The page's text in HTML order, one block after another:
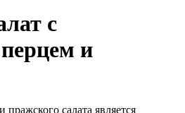
с
и
салата является